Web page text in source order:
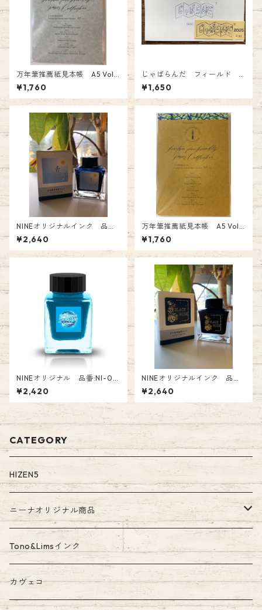
万年筆推薦紙見本帳 A5 Vol.1
PF-A5-01 ￥1760
¥1,760
じゃばらんだ フィールド 2
026年版 じゃばら型システ
ム手帳リフィル カレンダ
ー
¥1,650
NINEオリジナルインク 品番:
NI-039 青と夏 Fountain P
en Ink
¥2,640
万年筆推薦紙見本帳 A5 Vol.
2 PF-A5-02 ￥1760
¥1,760
NINEオリジナル 品番:NI-017
Tono&Lims コラボインク「 S
eptember～Cyan～」オリジ
ナル Fountain Pen Ink
¥2,420
NINEオリジナルインク 品番:
NI-044 BLACK ROSE Foun
tain Pen Ink
¥2,640
CATEGORY
HIZEN5
ニーナオリジナル商品
ガラスペン
Tono&Limsコラボインク
Tono&Limsインク
カヴェコ